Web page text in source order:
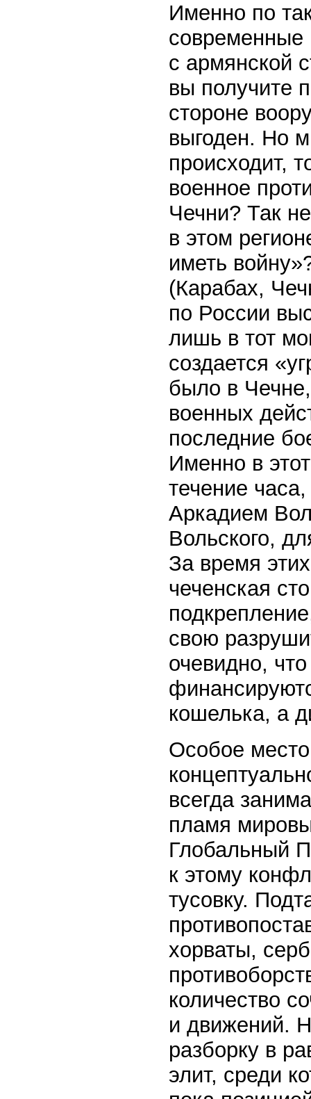
Именно по
современные
с армянской
вы получите
стороне
выгоден. Но
происходит,
военное
Чечни? Так
в этом
иметь
(Карабах,
по России
лишь в тот
создается
было в
военных
последние
Именно в
течение
Аркадием
Вольского,
За время
чеченская
свою
очевидно,
кошелька, а
Особое
всегда
пламя
Глобальный
к этому
тусовку.
хорваты,
количество
и движений.
разборку в
элит, среди